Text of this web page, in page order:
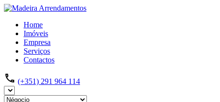
Home
Imóveis
Empresa
Serviços
Contactos
(+351) 291 964 114